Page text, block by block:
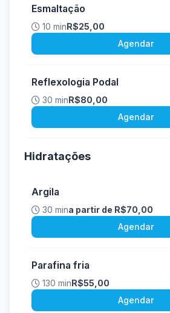
Esmaltação
10 minR$25,00
Agendar
Reflexologia Podal
30 minR$80,00
Agendar
Hidratações
Argila
30 mina partir de R$70,00
Agendar
Parafina fria
130 minR$55,00
Agendar